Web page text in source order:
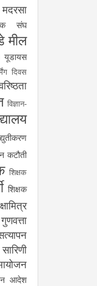
मदरसा
संघ
मील
यूडायस
दिवस
विज्ञान-
कटौती
शिक्षक
शिक्षक
आदेश